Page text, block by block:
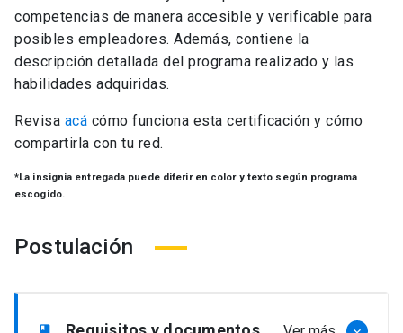
competencias de manera accesible y verificable para
posibles empleadores. Además, contiene la
descripción detallada del programa realizado y las
habilidades adquiridas.
Revisa acá cómo funciona esta certificación y cómo
compartirla con tu red.
*La insignia entregada puede diferir en color y texto según programa
escogido.
Postulación
book